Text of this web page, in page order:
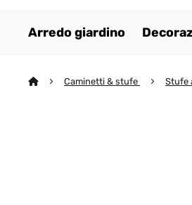
Arredo giardino
Caminetti & stufe Stufe